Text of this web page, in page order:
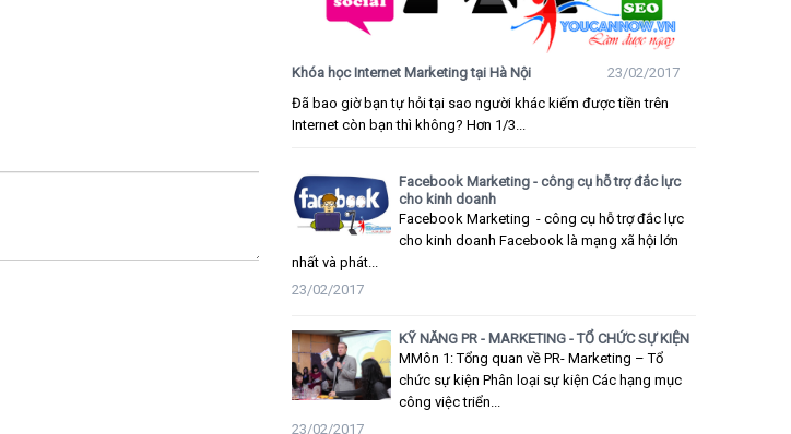
Khóa học Internet Marketing tại Hà Nội
23/02/2017
Đã bao giờ bạn tự hỏi tại sao người khác kiếm được tiền trên
Internet còn bạn thì không? Hơn 1/3...
Facebook Marketing - công cụ hỗ trợ đắc lực
cho kinh doanh
Facebook Marketing - công cụ hỗ trợ đắc lực
cho kinh doanh Facebook là mạng xã hội lớn
nhất và phát...
23/02/2017
KỸ NĂNG PR - MARKETING - TỔ CHỨC SỰ KIỆN
MMôn 1: Tổng quan về PR- Marketing – Tổ
chức sự kiện Phân loại sự kiện Các hạng mục
công việc triển...
23/02/2017